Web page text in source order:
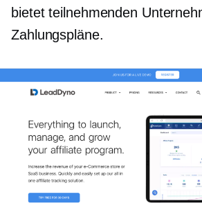
bietet teilnehmenden
Zahlungspläne.